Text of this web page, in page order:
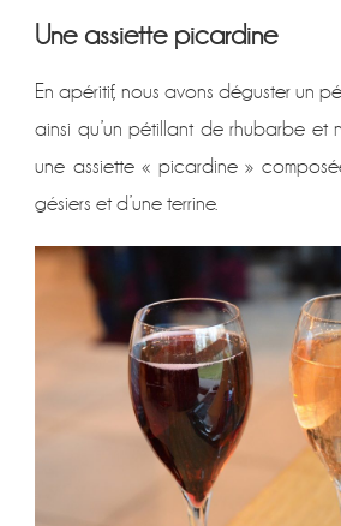
Une assiette picardine
En apéritif, nous avons déguster un
ainsi qu’un pétillant de rhubarbe et
une assiette « picardine »
gésiers et d’une terrine.